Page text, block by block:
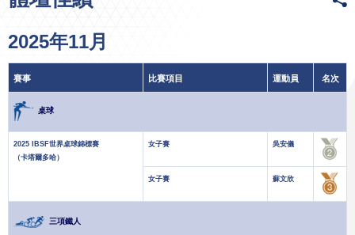
2025年11月
賽事 比賽項目 運動員 名次
桌球
2025 IBSF世界桌球錦標賽
（卡塔爾多哈）
女子賽 吳安儀
女子賽 蘇文欣
三項鐵人